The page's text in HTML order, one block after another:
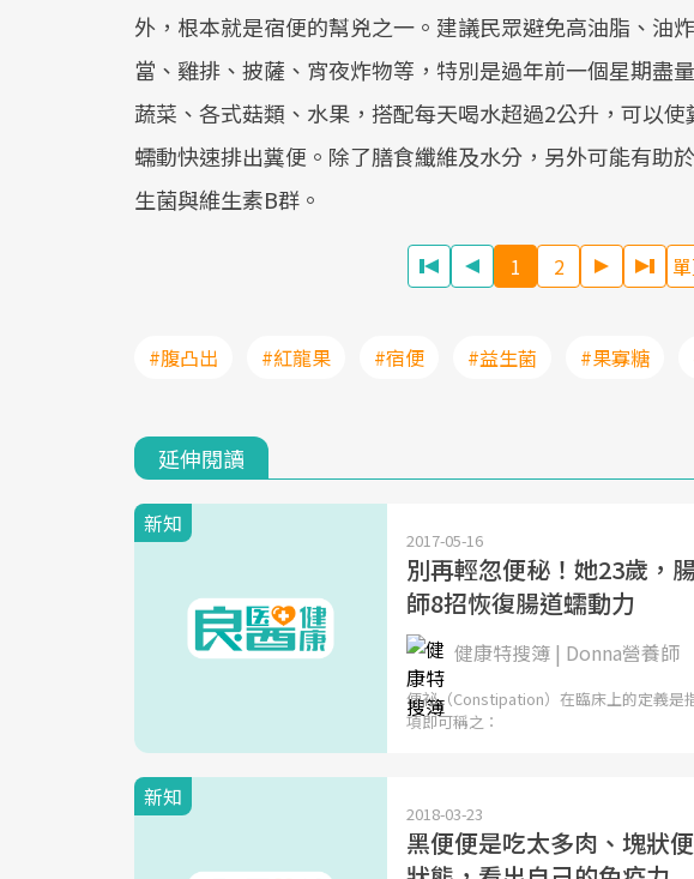
外，根本就是宿便的幫兇之一。建議民眾避免高油脂、油
當、雞排、披薩、宵夜炸物等，特別是過年前一個星期盡
蔬菜、各式菇類、水果，搭配每天喝水超過2公升，可以
蠕動快速排出糞便。除了膳食纖維及水分，另外可能有助
生菌與維生素B群。
1 2
#腹凸出 #紅龍果 #宿便 #益生菌 #果寡糖
延伸閱讀
新知
2017-05-16
別再輕忽便秘！她23歲，
師8招恢復腸道蠕動力
健康特搜簿 | Donna營養師
便祕（Constipation）在臨床上的定義是
項即可稱之：
新知
2018-03-23
黑便便是吃太多肉、塊狀